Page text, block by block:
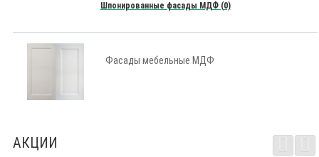
Шпонированные фасады МДФ (0)
Фасады мебельные МДФ
АКЦИИ